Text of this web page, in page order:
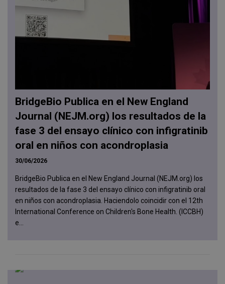
BridgeBio Publica en el New England
Journal (NEJM.org) los resultados de la
fase 3 del ensayo clínico con infigratinib
oral en niños con acondroplasia
30/06/2026
BridgeBio Publica en el New England Journal (NEJM.org) los
resultados de la fase 3 del ensayo clínico con infigratinib oral
en niños con acondroplasia. Haciendolo coincidir con el 12th
International Conference on Children's Bone Health. (ICCBH)
e...